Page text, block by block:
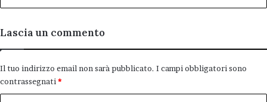
Lascia un commento
Il tuo indirizzo email non sarà pubblicato. I campi obbligatori sono
contrassegnati *